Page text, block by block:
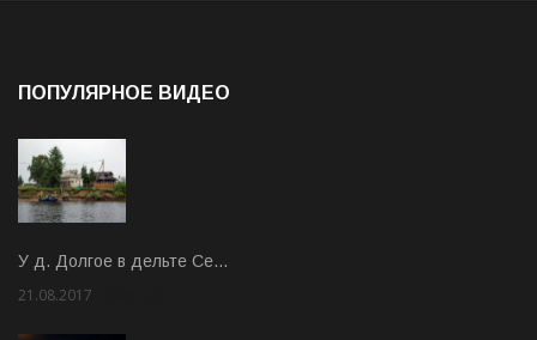
ПОПУЛЯРНОЕ ВИДЕО
У д. Долгое в дельте Се…
21.08.2017